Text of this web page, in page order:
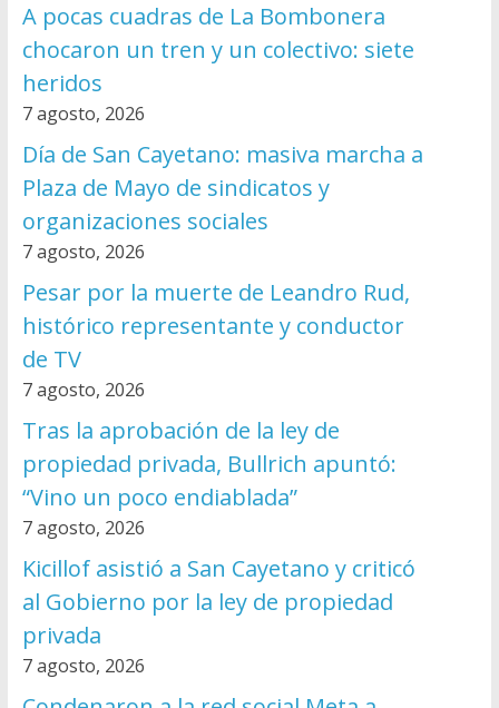
A pocas cuadras de La Bombonera
chocaron un tren y un colectivo: siete
heridos
7 agosto, 2026
Día de San Cayetano: masiva marcha a
Plaza de Mayo de sindicatos y
organizaciones sociales
7 agosto, 2026
Pesar por la muerte de Leandro Rud,
histórico representante y conductor
de TV
7 agosto, 2026
Tras la aprobación de la ley de
propiedad privada, Bullrich apuntó:
“Vino un poco endiablada”
7 agosto, 2026
Kicillof asistió a San Cayetano y criticó
al Gobierno por la ley de propiedad
privada
7 agosto, 2026